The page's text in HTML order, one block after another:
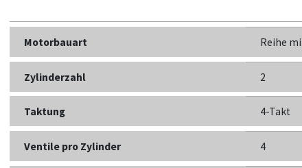
Motorbauart Reihe
Zylinderzahl 2
Taktung 4-Takt
Ventile pro Zylinder 4